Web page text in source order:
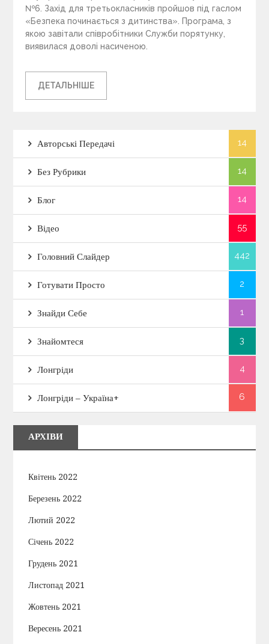
№6. Захід для третьокласників пройшов під гаслом
«Безпека починається з дитинства». Програма, з
якою завітали співробітники Служби порятунку,
виявилася доволі насиченою.
ДЕТАЛЬНІШЕ
Авторські Передачі 14
Без Рубрики 14
Блог 14
Відео 55
Головний Слайдер 442
Готувати Просто 2
Знайди Себе 1
Знайомтеся 3
Лонгріди 4
Лонгріди – Україна+ 6
АРХІВИ
Квітень 2022
Березень 2022
Лютий 2022
Січень 2022
Грудень 2021
Листопад 2021
Жовтень 2021
Вересень 2021